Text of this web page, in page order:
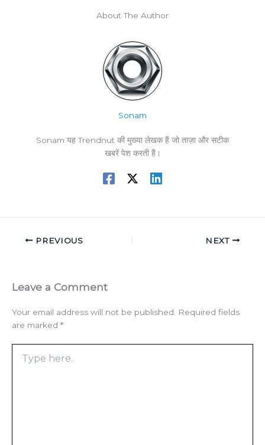
About The Author
Sonam
Sonam यह Trendnut की मुख्या लेखक हैं जो ताज़ा और सटीक
खबरें पेश करती हैं।
PREVIOUS NEXT
Leave a Comment
Your email address will not be published. Required fields
are marked *
here..